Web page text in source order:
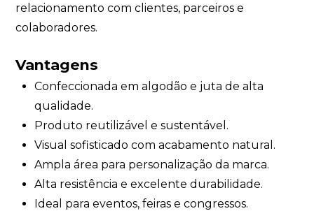
relacionamento com clientes, parceiros e
colaboradores.
Vantagens
Confeccionada em algodão e juta de alta
qualidade.
Produto reutilizável e sustentável.
Visual sofisticado com acabamento natural.
Ampla área para personalização da marca.
Alta resistência e excelente durabilidade.
Ideal para eventos, feiras e congressos.